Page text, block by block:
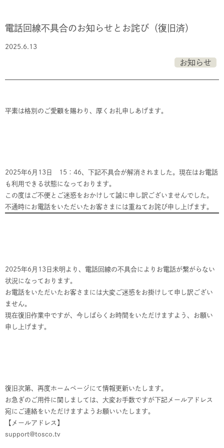
電話回線不具合のお知らせとお詫び（復旧済）
2025.6.13
お知らせ
平素は格別のご愛顧を賜わり、厚くお礼申しあげます。
2025年6月13日 15：46、下記不具合が解消されました。現在はお電話
も利用できる状態になっております。
この度はご不便とご迷惑をおかけして誠に申し訳ございませんでした。
不通時にお電話をいただいたお客さまには重ねてお詫び申し上げます。
2025年6月13日未明より、電話回線の不具合によりお電話が繋がらない
状況になっております。
お電話をいただいたお客さまには大変ご迷惑をお掛けして申し訳ござい
ません。
現在復旧作業中ですが、今しばらくお時間をいただけますよう、お願い
申し上げます。
復旧次第、再度ホームページにて情報更新いたします。
お急ぎのご用件に関しましては、大変お手数ですが下記メールアドレス
宛にご連絡をいただけますようお願いいたします。
【メールアドレス】
support@tosco.tv